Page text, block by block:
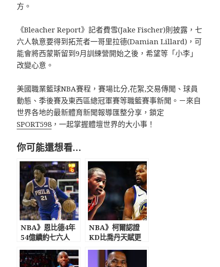
方。
《Bleacher Report》記者費雪(Jake Fischer)則披露，七
六人執意要得到拓荒者一哥里拉德(Damian Lillard)，可
能會將西蒙斯留到9月訓練營開始之後，希望等「小李」
改變心意。
美國職業籃球NBA賽程，賽場比分,花絮,交易傳聞、球員
動態、季後賽及東西區總冠軍賽等職籃賽事新聞。－來自
世界各地的最新體育新聞報導匯整分享，鎖定
SPORT598 ，一起掌握體壇世界的大小事！
你可能還想看…
NBA》恩比德4年
54億續約七六人
聰明哥
NBA》柯爾認證
KD比喬丹天賦更
湖人挖CP3組3巨頭